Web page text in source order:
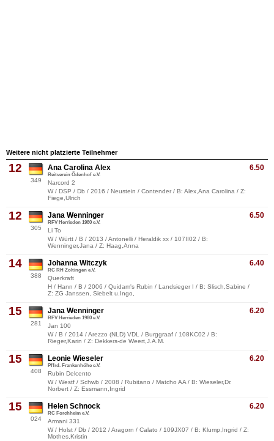
Weitere nicht platzierte Teilnehmer
12
349
6.50
Ana Carolina Alex
Reitverein Ödenhof e.V.
Narcord 2
W / DSP / Db / 2016 / Neustein / Contender / B: Alex,Ana Carolina / Z:
Fiege,Ulrich
12
305
6.50
Jana Wenninger
RFV Herrieden 1980 e.V.
Li To
W / Württ / B / 2013 / Antonelli / Heraldik xx / 107II02 / B:
Wenninger,Jana / Z: Haag,Anna
14
388
6.40
Johanna Witczyk
RC RH Zoltingen e.V.
Querkraft
H / Hann / B / 2006 / Quidam's Rubin / Landsieger I / B: Slisch,Sabine /
Z: ZG Janssen, Siebelt u.Ingo,
15
281
6.20
Jana Wenninger
RFV Herrieden 1980 e.V.
Jan 100
W / B / 2014 / Arezzo (NLD) VDL / Burggraaf / 108KC02 / B:
Rieger,Karin / Z: Dekkers-de Weert,J.A.M.
15
408
6.20
Leonie Wieseler
Pffrd. Frankenhöhe e.V.
Rubin Delcento
W / Westf / Schwb / 2008 / Rubitano / Matcho AA / B: Wieseler,Dr.
Norbert / Z: Essmann,Ingrid
15
024
6.20
Helen Schnock
RC Forchheim e.V.
Armani 331
W / Holst / Db / 2012 / Aragorn / Calato / 109JX07 / B: Klump,Ingrid / Z:
Mothes,Kristin